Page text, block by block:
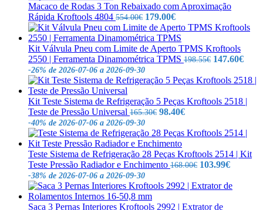
Macaco de Rodas 3 Ton Rebaixado com Aproximação
Rápida Kroftools 4804 554.00€ O
preço
original
era:
554.00€.
179.00€O
preço
atual
é:
179.00€.
Kit Válvula Pneu com Limite de Aperto TPMS Kroftools
2550 | Ferramenta Dinamométrica TPMS 198.55€ O
original
198.55€.
147.60€O
atual
-26% de 2026-07-06 a 2026-09-30
Kit Teste Sistema de Refrigeração 5 Peças Kroftools 2518 |
Teste de Pressão Universal 165.30€ O
original
era:
165.30€.
98.40€O
atual
98.40€.
-40% de 2026-07-06 a 2026-09-30
Teste Sistema de Refrigeração 28 Peças Kroftools 2514 | Kit
Teste Pressão Radiador e Enchimento 168.00€ O
original
168.00€.
103.99€O
atual
-38% de 2026-07-06 a 2026-09-30
Saca 3 Pernas Interiores Kroftools 2992 | Extrator de